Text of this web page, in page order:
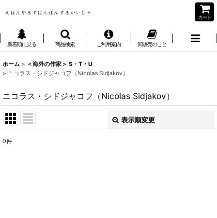
カート
新着順に見る 商品検索 ご利用案内 卸販売のこと
ホーム > ＜海外の作家＞ S・T・U
> ニコラス・シドジャコフ（Nicolas Sidjakov）
ニコラス・シドジャコフ（Nicolas Sidjakov）
表示順変更
0件